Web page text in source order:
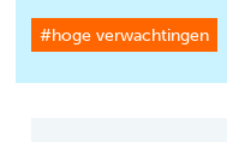
#hoge verwachtingen